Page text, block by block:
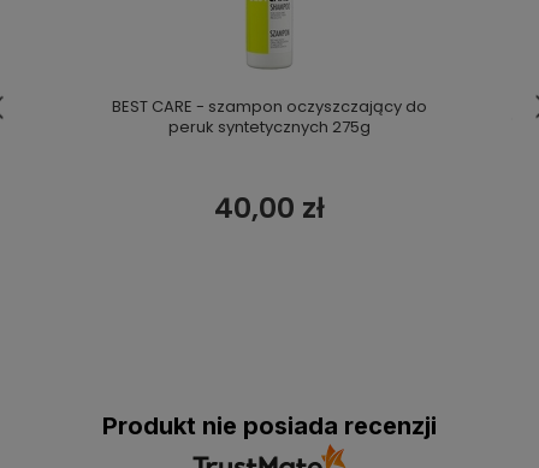
BEST CARE - szampon oczyszczający do
peruk syntetycznych 275g
40,00 zł
Produkt nie posiada recenzji